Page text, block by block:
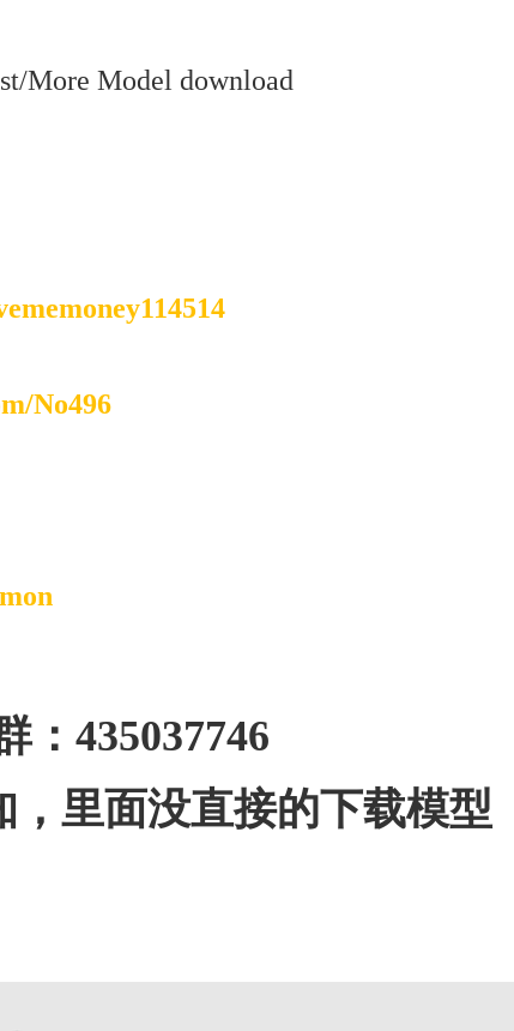
More Model download
No496
：435037746
，里面没直接的下载模型